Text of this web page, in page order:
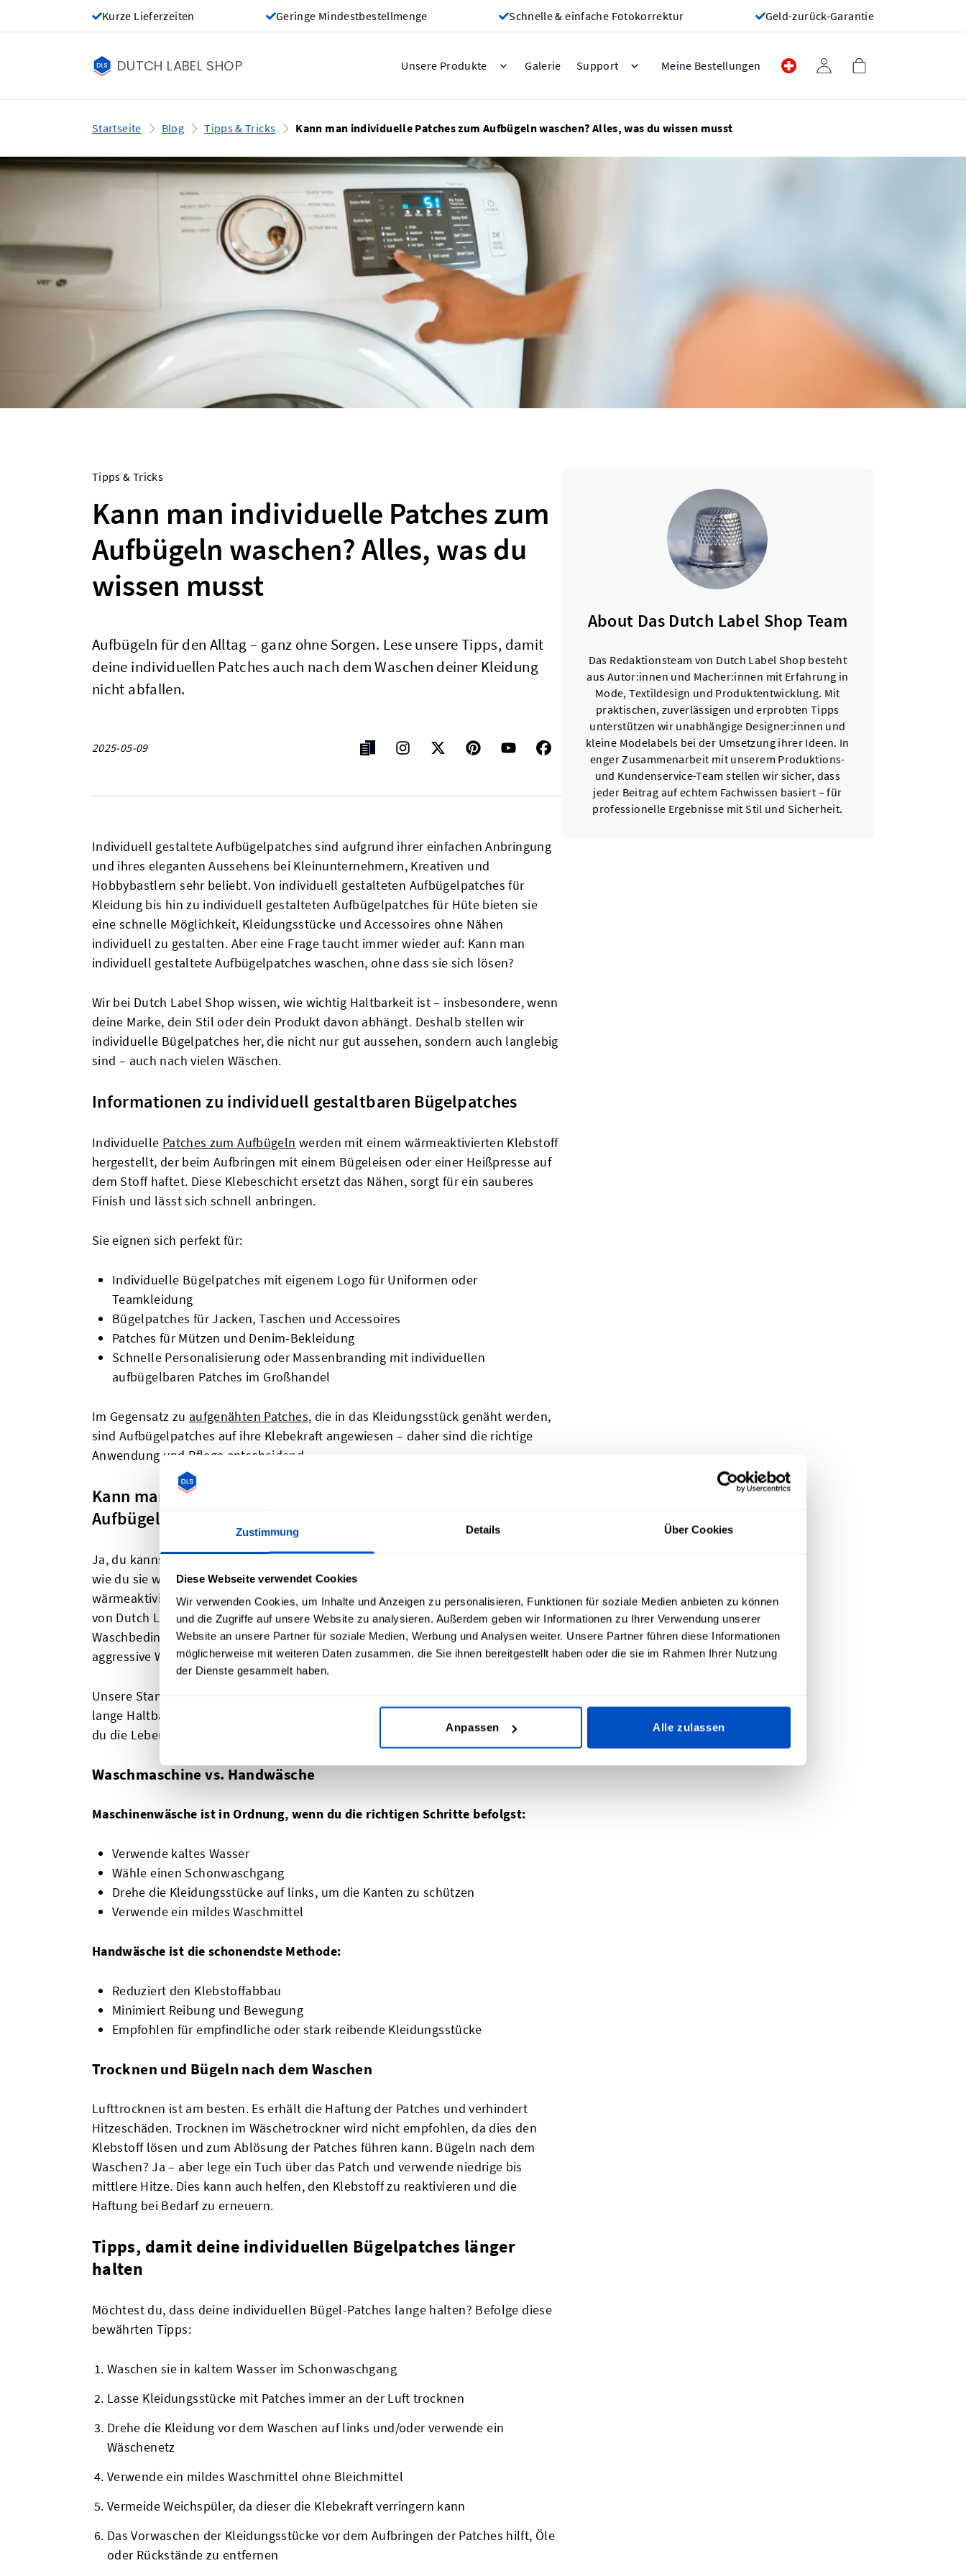
Zustimmung Details Über Cookies
Diese Webseite verwendet Cookies
Wir verwenden Cookies, um Inhalte und Anzeigen zu personalisieren, Funktionen für soziale Medien anbieten zu können
und die Zugriffe auf unsere Website zu analysieren. Außerdem geben wir Informationen zu Ihrer Verwendung unserer
Website an unsere Partner für soziale Medien, Werbung und Analysen weiter. Unsere Partner führen diese Informationen
möglicherweise mit weiteren Daten zusammen, die Sie ihnen bereitgestellt haben oder die sie im Rahmen Ihrer Nutzung
der Dienste gesammelt haben.
Anpassen Alle zulassen
Kurze Lieferzeiten Geringe Mindestbestellmenge Schnelle & einfache Fotokorrektur Geld-zurück-Garantie
DUTCH LABEL SHOP Unsere Produkte Galerie Support Meine Bestellungen
Startseite Blog Tipps & Tricks Kann man individuelle Patches zum Aufbügeln waschen? Alles, was du wissen musst
Tipps & Tricks
Kann man individuelle Patches zum
Aufbügeln waschen? Alles, was du
wissen musst
Aufbügeln für den Alltag – ganz ohne Sorgen. Lese unsere Tipps, damit
deine individuellen Patches auch nach dem Waschen deiner Kleidung
nicht abfallen.
2025-05-09
Individuell gestaltete Aufbügelpatches sind aufgrund ihrer einfachen Anbringung
und ihres eleganten Aussehens bei Kleinunternehmern, Kreativen und
Hobbybastlern sehr beliebt. Von individuell gestalteten Aufbügelpatches für
Kleidung bis hin zu individuell gestalteten Aufbügelpatches für Hüte bieten sie
eine schnelle Möglichkeit, Kleidungsstücke und Accessoires ohne Nähen
individuell zu gestalten. Aber eine Frage taucht immer wieder auf: Kann man
individuell gestaltete Aufbügelpatches waschen, ohne dass sie sich lösen?
Wir bei Dutch Label Shop wissen, wie wichtig Haltbarkeit ist – insbesondere, wenn
deine Marke, dein Stil oder dein Produkt davon abhängt. Deshalb stellen wir
individuelle Bügelpatches her, die nicht nur gut aussehen, sondern auch langlebig
sind – auch nach vielen Wäschen.
Informationen zu individuell gestaltbaren Bügelpatches
Individuelle Patches zum Aufbügeln werden mit einem wärmeaktivierten Klebstoff
hergestellt, der beim Aufbringen mit einem Bügeleisen oder einer Heißpresse auf
dem Stoff haftet. Diese Klebeschicht ersetzt das Nähen, sorgt für ein sauberes
Finish und lässt sich schnell anbringen.
Sie eignen sich perfekt für:
Individuelle Bügelpatches mit eigenem Logo für Uniformen oder
Teamkleidung
Bügelpatches für Jacken, Taschen und Accessoires
Patches für Mützen und Denim-Bekleidung
Schnelle Personalisierung oder Massenbranding mit individuellen
aufbügelbaren Patches im Großhandel
Im Gegensatz zu aufgenähten Patches, die in das Kleidungsstück genäht werden,
sind Aufbügelpatches auf ihre Klebekraft angewiesen – daher sind die richtige
Anwendung und Pflege entscheidend.
Kann man Kleidung mit individuell gestalteten
Aufbügelpatches waschen?
Ja, du kannst Kleidungsstücke mit Bügelpatches waschen, aber die Art und Weise,
wie du sie wäschst, hat einen großen Einfluss auf ihre Haltbarkeit. Der
wärmeaktivierte Klebstoff, der in hochwertigen individuellen Patches wie denen
von Dutch Label Shop verwendet wird, ist so konzipiert, dass er den üblichen
Waschbedingungen standhält. Übermäßige Hitze, aggressive Waschmittel oder
aggressive Waschzyklen können jedoch die Haftung mit der Zeit schwächen.
Unsere Standards gewährleisten eine hohe Resistenz gegen Ablösen und eine
lange Haltbarkeit – aber wenn du die Pflegeempfehlungen befolgst, verlängerst
du die Lebensdauer der Patches noch weiter.
Waschmaschine vs. Handwäsche
Maschinenwäsche ist in Ordnung, wenn du die richtigen Schritte befolgst:
Verwende kaltes Wasser
Wähle einen Schonwaschgang
Drehe die Kleidungsstücke auf links, um die Kanten zu schützen
Verwende ein mildes Waschmittel
Handwäsche ist die schonendste Methode:
Reduziert den Klebstoffabbau
Minimiert Reibung und Bewegung
Empfohlen für empfindliche oder stark reibende Kleidungsstücke
Trocknen und Bügeln nach dem Waschen
Lufttrocknen ist am besten. Es erhält die Haftung der Patches und verhindert
Hitzeschäden. Trocknen im Wäschetrockner wird nicht empfohlen, da dies den
Klebstoff lösen und zum Ablösung der Patches führen kann. Bügeln nach dem
Waschen? Ja – aber lege ein Tuch über das Patch und verwende niedrige bis
mittlere Hitze. Dies kann auch helfen, den Klebstoff zu reaktivieren und die
Haftung bei Bedarf zu erneuern.
Tipps, damit deine individuellen Bügelpatches länger
halten
Möchtest du, dass deine individuellen Bügel-Patches lange halten? Befolge diese
bewährten Tipps:
Waschen sie in kaltem Wasser im Schonwaschgang
Lasse Kleidungsstücke mit Patches immer an der Luft trocknen
Drehe die Kleidung vor dem Waschen auf links und/oder verwende ein
Wäschenetz
Verwende ein mildes Waschmittel ohne Bleichmittel
Vermeide Weichspüler, da dieser die Klebekraft verringern kann
Das Vorwaschen der Kleidungsstücke vor dem Aufbringen der Patches hilft, Öle
oder Rückstände zu entfernen
About Das Dutch Label Shop Team
Das Redaktionsteam von Dutch Label Shop besteht
aus Autor:innen und Macher:innen mit Erfahrung in
Mode, Textildesign und Produktentwicklung. Mit
praktischen, zuverlässigen und erprobten Tipps
unterstützen wir unabhängige Designer:innen und
kleine Modelabels bei der Umsetzung ihrer Ideen. In
enger Zusammenarbeit mit unserem Produktions-
und Kundenservice-Team stellen wir sicher, dass
jeder Beitrag auf echtem Fachwissen basiert – für
professionelle Ergebnisse mit Stil und Sicherheit.